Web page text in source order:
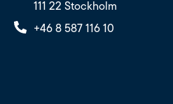
111 22 Stockholm
+46 8 587 116 10